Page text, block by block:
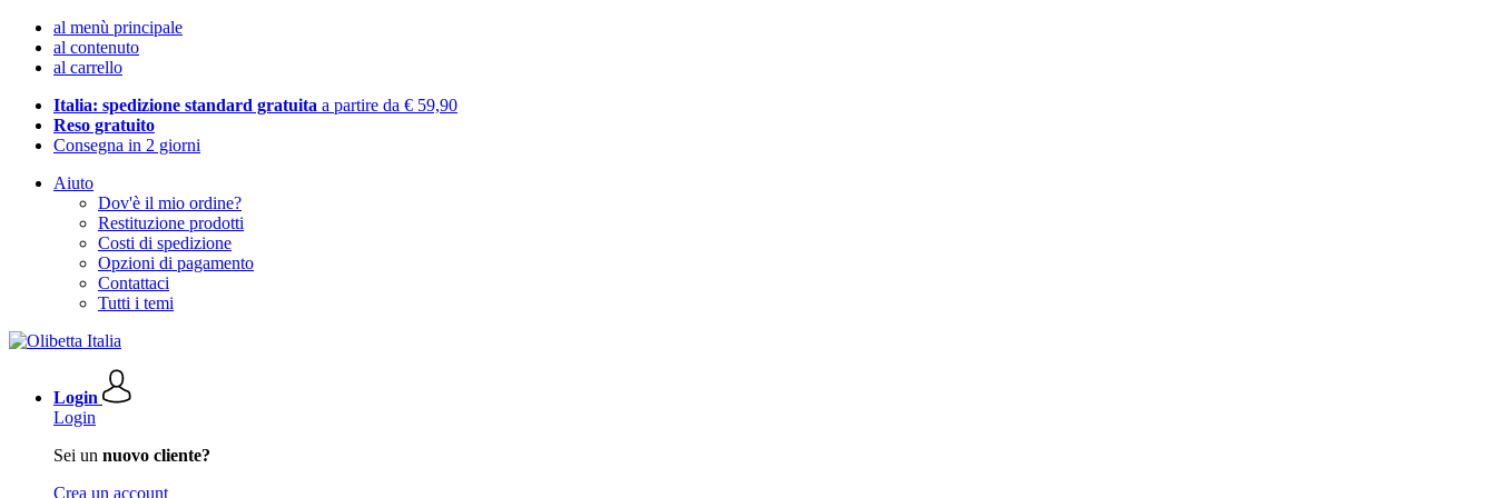
al menù principale
al contenuto
al carrello
Italia: spedizione standard gratuita a partire da € 59,90
Reso gratuito
Consegna in 2 giorni
Aiuto
Dov'è il mio ordine?
Restituzione prodotti
Costi di spedizione
Opzioni di pagamento
Contattaci
Tutti i temi
Login
Login
Sei un nuovo cliente?
Crea un account